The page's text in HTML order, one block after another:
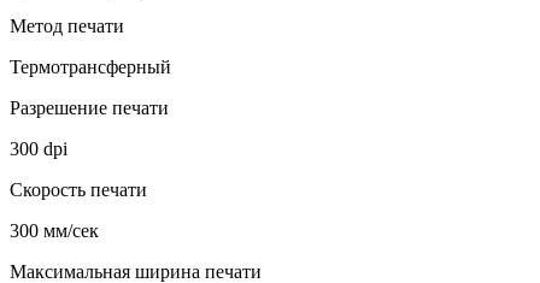
Метод печати
Термотрансферный
Разрешение печати
300 dpi
Скорость печати
300 мм/сек
Максимальная ширина печати